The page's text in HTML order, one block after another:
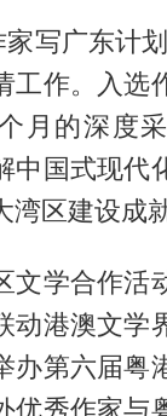
写广东计
工作。入选
月的深度
中国式现代
区建设成就
文学合作活
动港澳文学
办第六届粤
优秀作家与